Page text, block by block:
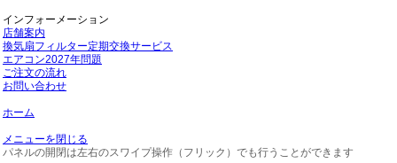
インフォーメーション
店舗案内
換気扇フィルター定期交換サービス
エアコン2027年問題
ご注文の流れ
お問い合わせ
ホーム
メニューを閉じる
パネルの開閉は左右のスワイプ操作（フリック）でも行うことができます